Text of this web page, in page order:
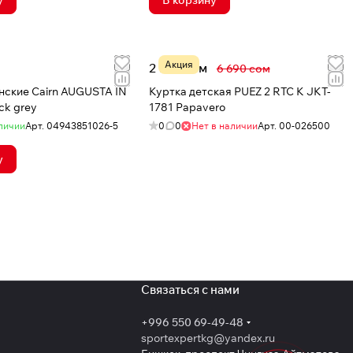
Cairn AUGUSTA IN
grey
Арт. 04943851026-5
Акция
2 733 сом
6 690 сом
Куртка детская PUEZ 2 RTC K JKT-
1781 Papavero
0 0 Нет в наличииАрт. 00-026500
Связаться с нами
+996 550 69-49-48
sportexpertkg@yandex.ru